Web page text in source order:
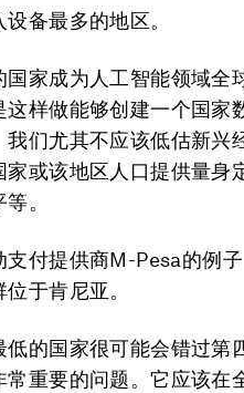
备最多的地区。
家成为人工智能领域全
样做能够创建一个国家
们尤其不应该低估新兴
或该地区人口提供量身
。
付提供商M-Pesa的例
于肯尼亚。
的国家很可能会错过第
重要的问题。它应该在